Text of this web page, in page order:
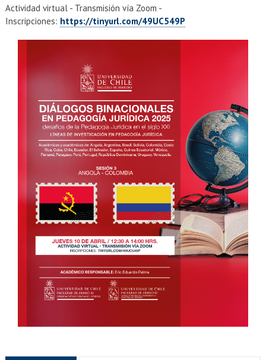
Actividad virtual - Transmisión vía Zoom -
Inscripciones: https://tinyurl.com/49UC549P